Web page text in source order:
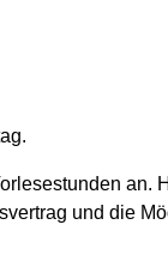
an.
und die